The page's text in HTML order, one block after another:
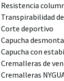
Resistencia
Transpirabilidad
Corte deportivo
Capucha
Capucha con
Cremalleras de
Cremalleras